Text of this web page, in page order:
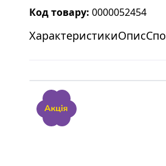
Код товару: 0000052454
ХарактеристикиОпис